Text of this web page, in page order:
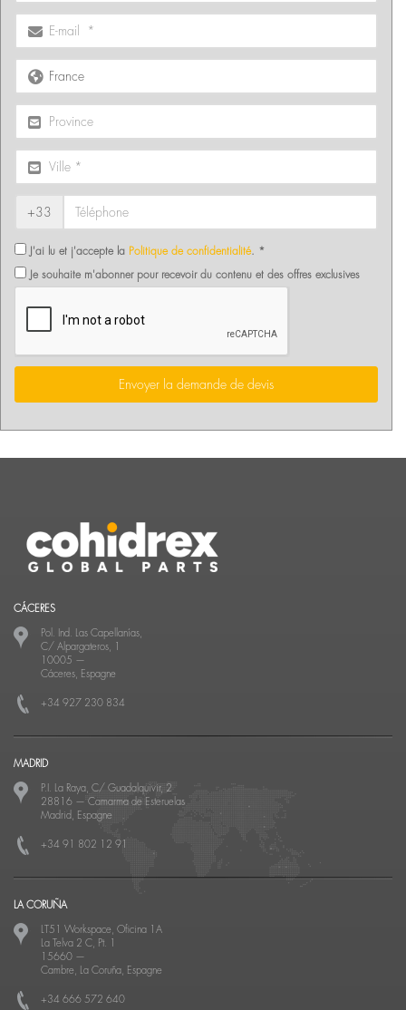
+33
J'ai lu et j'accepte la Politique de confidentialité. *
Je souhaite m'abonner pour recevoir du contenu et des offres exclusives
Envoyer la demande de devis
CÁCERES
Pol. Ind. Las Capellanías,
C/ Alpargateros, 1
10005 —
Cáceres, Espagne
+34 927 230 834
MADRID
P.I. La Raya, C/ Guadalquivir, 2
28816 — Camarma de Esteruelas
Madrid, Espagne
+34 91 802 12 91
LA CORUÑA
LT51 Workspace, Oficina 1A
La Telva 2 C, Pt. 1
15660 —
Cambre, La Coruña, Espagne
+34 666 572 640